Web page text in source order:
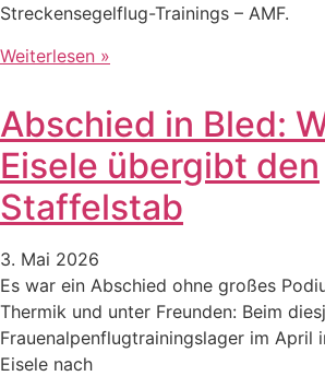
Streckensegelflug-Trainings – AMF.
Weiterlesen »
Abschied in Bled:
Eisele übergibt den
Staffelstab
3. Mai 2026
Es war ein Abschied ohne großes
Thermik und unter Freunden: Beim
Frauenalpenflugtrainingslager im April
Eisele nach